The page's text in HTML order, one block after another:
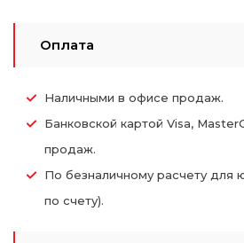
Оплата
Наличными в офисе продаж.
Банковской картой Visa,
продаж.
По безналичному расчету для
по счету).